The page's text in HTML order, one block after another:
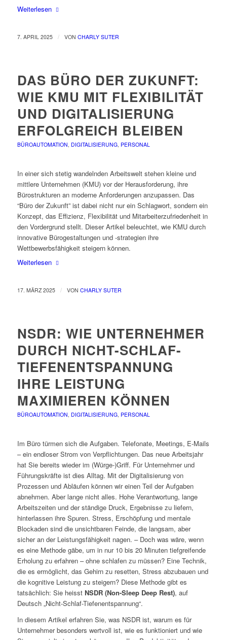
Weiterlesen
7. APRIL 2025 / VON CHARLY SUTER
DAS BÜRO DER ZUKUNFT:
WIE KMU MIT FLEXIBILITÄT
UND DIGITALISIERUNG
ERFOLGREICH BLEIBEN
BÜROAUTOMATION DIGITALISIERUNG, PERSONAL
In einer sich stetig wandelnden Arbeitswelt stehen kleine und
mittlere Unternehmen (KMU) vor der Herausforderung, ihre
Bürostrukturen an moderne Anforderungen anzupassen. Das
“Büro der Zukunft” ist dabei nicht nur ein Schlagwort, sondern ein
Konzept, das Effizienz, Flexibilität und Mitarbeiterzufriedenheit in
den Vordergrund stellt. Dieser Artikel beleuchtet, wie KMU durch
innovative Bürogestaltungen und -strategien ihre
Wettbewerbsfähigkeit steigern können.
Weiterlesen
17. MÄRZ 2025 / VON CHARLY SUTER
NSDR: WIE UNTERNEHMER
DURCH NICHT-SCHLAF-
TIEFENENTSPANNUNG
IHRE LEISTUNG
MAXIMIEREN KÖNNEN
BÜROAUTOMATION DIGITALISIERUNG, PERSONAL
Im Büro türmen sich die Aufgaben. Telefonate, Meetings, E-Mails
– ein endloser Strom von Verpflichtungen. Das neue Arbeitsjahr
hat Sie bereits wieder im (Würge-)Griff. Für Unternehmer und
Führungskräfte ist dies Alltag. Mit der Digitalisierung von
Prozessen und Abläufen können wir einen Teil der Aufgaben
abnehmen. Aber lange nicht alles. Hohe Verantwortung, lange
Arbeitszeiten und der ständige Druck, Ergebnisse zu liefern,
hinterlassen ihre Spuren. Stress, Erschöpfung und mentale
Blockaden sind die unsichtbaren Feinde, die langsam, aber
sicher an der Leistungsfähigkeit nagen. – Doch was wäre, wenn
es eine Methode gäbe, um in nur 10 bis 20 Minuten tiefgreifende
Erholung zu erfahren – ohne schlafen zu müssen? Eine Technik,
die es ermöglicht, das Gehirn zu resetten, Stress abzubauen und
die kognitive Leistung zu steigern? Diese Methode gibt es
tatsächlich: Sie heisst NSDR (Non-Sleep Deep Rest), auf
Deutsch „Nicht-Schlaf-Tiefenentspannung“.
In diesem Artikel erfahren Sie, was NSDR ist, warum es für
Unternehmer besonders wertvoll ist, wie es funktioniert und wie